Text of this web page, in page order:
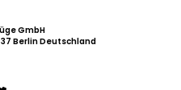
GmbH
Berlin Deutschland